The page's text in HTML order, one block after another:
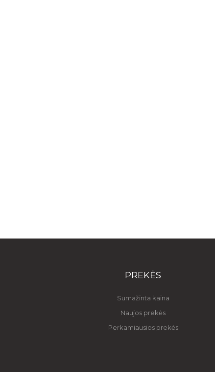
PREKĖS
Sumažinta kaina
Naujos prekės
Perkamiausios prekės